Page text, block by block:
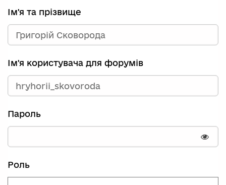
Ім'я та прізвище
Ім'я користувача для форумів
Пароль
Роль